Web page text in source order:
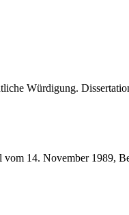
Würdigung.
14. November 1989,